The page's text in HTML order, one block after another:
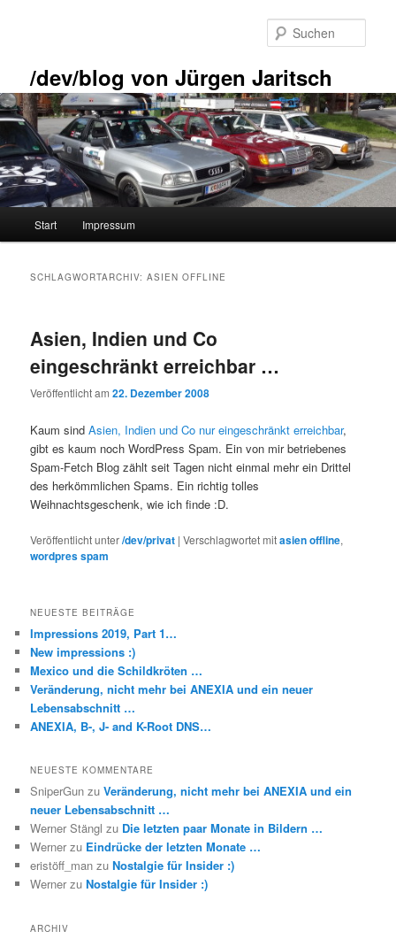
/dev/blog von Jürgen Jaritsch
Start Impressum
SCHLAGWORTARCHIV:ASIEN OFFLINE
Asien, Indien und Co
eingeschränkt erreichbar …
Veröffentlicht am22. Dezember 2008
Kaum sindAsien, Indien und Co nur eingeschränkt erreichbar,
gibt es kaum noch WordPress Spam. Ein von mir betriebenes
Spam-Fetch Blog zählt seit Tagen nicht einmal mehr ein Drittel
des herkömmlichen Spams. Ein richtig tolles
Weihnachtsgeschenk, wie ich finde :D.
Veröffentlicht unter/dev/privat |Verschlagwortet mitasien offline,
wordpres spam
NEUESTE BEITRÄGE
Impressions 2019, Part 1…
New impressions :)
Mexico und die Schildkröten …
Veränderung, nicht mehr bei ANEXIA und ein neuer
Lebensabschnitt …
ANEXIA, B-, J- and K-Root DNS…
NEUESTE KOMMENTARE
SniperGun zuVeränderung, nicht mehr bei ANEXIA und ein
neuer Lebensabschnitt …
Werner Stängl zu Die letzten paar Monate in Bildern …
Werner zu Eindrücke der letzten Monate …
eristöff_man zuNostalgie für Insider :)
Werner zuNostalgie für Insider :)
ARCHIV